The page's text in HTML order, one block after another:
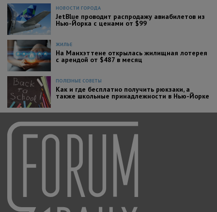
ЖИЛЬЕ
На Манхэттене открылась жилищная лотерея
с арендой от $487 в месяц
НОВОСТИ ГОРОДА
JetBlue проводит распродажу авиабилетов из
Нью-Йорка с ценами от $99
ПОЛЕЗНЫЕ СОВЕТЫ
Как и где бесплатно получить рюкзаки, а
также школьные принадлежности в Нью-Йорке